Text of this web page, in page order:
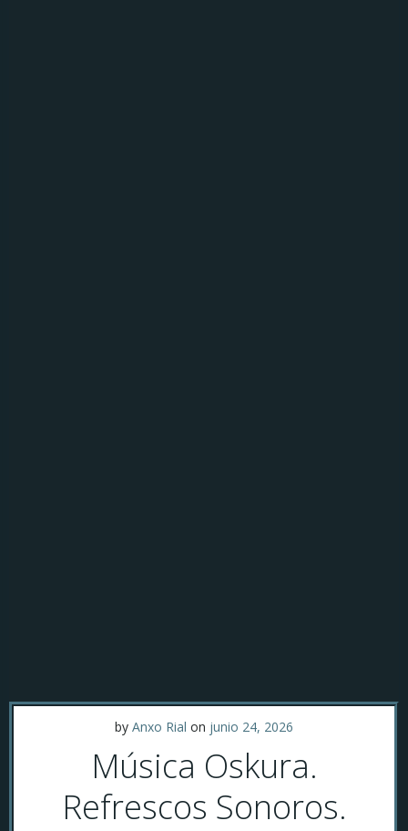
by Anxo Rial on junio 24, 2026
Música Oskura.
Refrescos Sonoros.